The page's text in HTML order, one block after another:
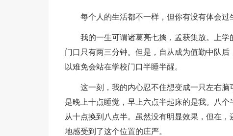
每个人的生活都不一样，但你有没有体会过
我的一生可谓诸葛亮七擒，孟获集放。上学
门口只有两三分钟。但是，自从成为值勤中队
以难免会站在学校门口半睡半醒。
这一刻，我的内心忍不住想变成一只左右脑
是晚上十点睡觉，早上六点半起床的是我。八
从十点换到八点半。虽然没有明显效果，但在
地感受到了这个位置的庄严。